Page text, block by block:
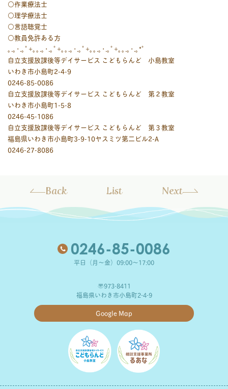
○作業療法士
○理学療法士
○言語聴覚士
○教員免許ある方
｡.｡･.｡ﾟ+｡｡.｡･.｡ﾟ+｡｡.｡･.｡ﾟ+｡｡.｡･.｡ﾟ+｡｡.｡･.｡*ﾟ
自立支援放課後等デイサービス こどもらんど 小島教室
いわき市小島町2-4-9
0246-85-0086
自立支援放課後等デイサービス こどもらんど 第２教室
いわき市小島町1-5-8
0246-45-1086
自立支援放課後等デイサービス こどもらんど 第３教室
福島県いわき市小島町3-9-10ヤスミツ第二ビル2-A
0246-27-8086
Back List Next
0246-85-0086
平日（月～金）09:00～17:00
〒973-8411
福島県いわき市小島町2-4-9
Google Map